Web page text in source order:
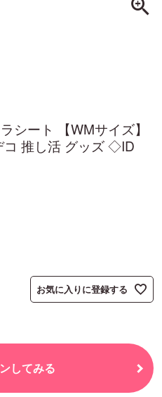
シート 【WMサイズ】
コ 推し活 グッズ ◇ID
お気に入りに登録する
してみる